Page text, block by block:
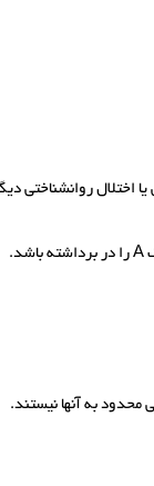
اختلال روانشناختی
محدود به آنها نیستند.